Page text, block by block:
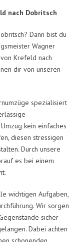
nach Dobritsch
Dann bist du
Wagner
Krefeld nach
dir von unseren
spezialisiert
kein einfaches
diesen stressigen
Durch unsere
es bei einem
wichtigen Aufgaben,
Wir sorgen
sicher
Dabei achten